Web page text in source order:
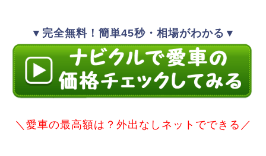
▼完全無料！簡単45秒・相場がわかる▼
＼愛車の最高額は？外出なしネットでできる／